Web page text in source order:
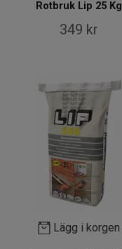
Rotbruk Lip 25 Kg
349 kr
Lägg i korgen